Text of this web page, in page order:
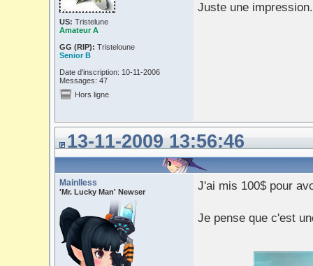
US: Tristelune
Amateur A
GG (RIP): Tristeloune
Senior B
Date d'inscription: 10-11-2006
Messages: 47
Juste une impression.
Hors ligne
13-11-2009 13:56:46
Mainlless
'Mr. Lucky Man' Newser J'ai mis 100$ pour
Je pense que c'est